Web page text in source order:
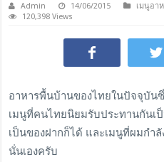
Admin 14/06/2015 เมนูอา
120,398 Views
อาหารพื้นบ้านของไทยในปัจจุบัน
เมนูที่คนไทยนิยมรับประทานกันเ
เป็นของฝากก็ได้ และเมนูที่ผมกำ
นั่นเองครับ